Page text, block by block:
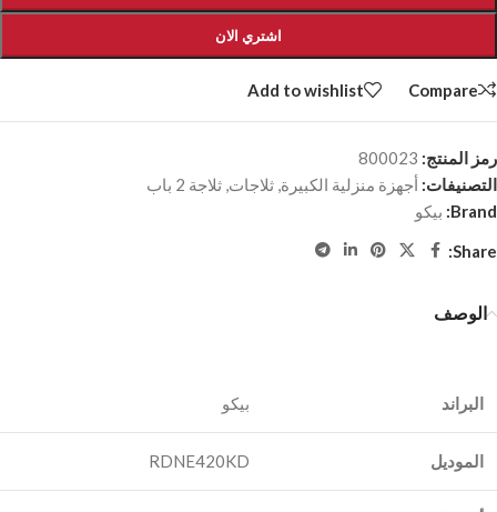
اشتري الان
Compare
Add to wishlist
رمز المنتج: 800023
التصنيفات: أجهزة منزلية الكبيرة, ثلاجات, ثلاجة 2 باب
Brand: بيكو
Share:
الوصف
البراند
الموديل RDNE420KD